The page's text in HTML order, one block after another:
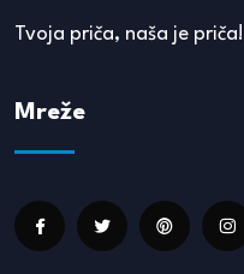
Tvoja priča, naša je priča!
Mreže